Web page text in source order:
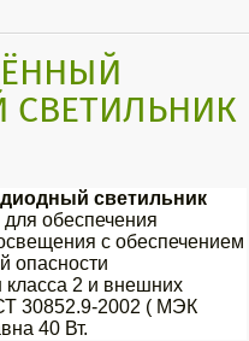
СВЕТИЛЬНИК
светильник
для обеспечения
с обеспечением
опасности
2 и внешних
30852.9-2002 ( МЭК
40 Вт.